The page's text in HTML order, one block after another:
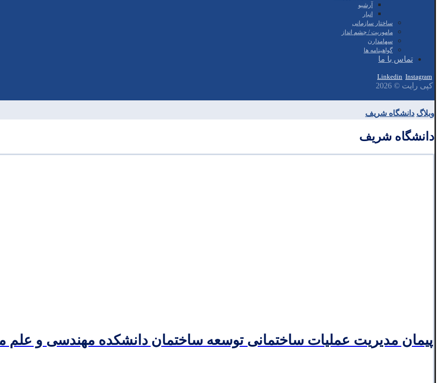
آرشیو
انبار
ساختار سازمانی
ماموریت / چشم انداز
سهامدارن
گواهینامه ها
تماس با ما
Linkedin Instagram
کپی رایت © 2026
وبلاگ دانشگاه شریف
دانشگاه شریف
پیمان مدیریت عملیات ساختمانی توسعه ساختمان دانشکده مهندسی و علم